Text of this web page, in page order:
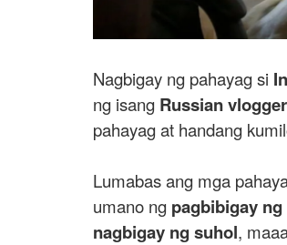
Nagbigay ng pahayag si
ng isang Russian vlogger
pahayag at handang
Lumabas ang mga
umano ng pagbibigay
nagbigay ng suhol,